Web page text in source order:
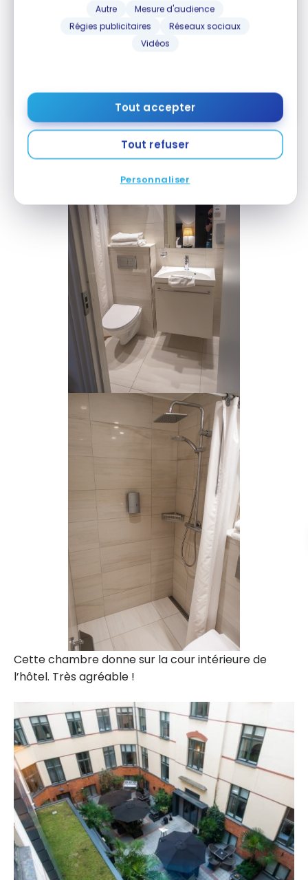
Autre
Mesure d'audience
Régies publicitaires
Réseaux sociaux
Vidéos
Tout accepter
Tout refuser
Personnaliser
M'ABONNER
promotionnels et acceptez nosConditions et politique de
confidentialité
. Vous pouvez vous désabonner à tout moment.
Cette chambre donne sur la cour intérieure de
l’hôtel. Très agréable !